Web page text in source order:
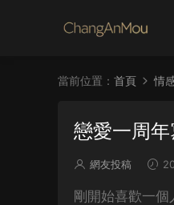
當前位置： 首頁 情
戀愛一周
網友投稿
剛開始喜歡一